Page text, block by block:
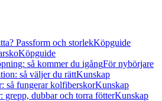
Passform och storlekKöpguide
Köpguide
så kommer du igångFör nybörjare
så väljer du rättKunskap
så fungerar kolfiberskorKunskap
grepp, dubbar och torra fötterKunskap